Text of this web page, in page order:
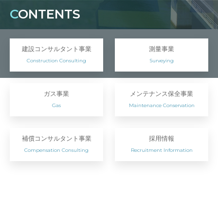
CONTENTS
建設コンサルタント事業
Construction Consulting
測量事業
Surveying
ガス事業
Gas
メンテナンス保全事業
Maintenance Conservation
補償コンサルタント事業
Compensation Consulting
採用情報
Recruitment Information